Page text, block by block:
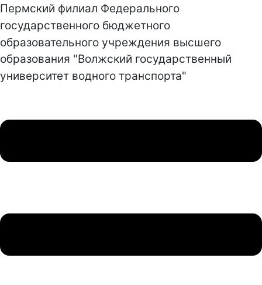
Пермский филиал Федерального
государственного бюджетного
образовательного учреждения высшего
образования "Волжский государственный
университет водного транспорта"